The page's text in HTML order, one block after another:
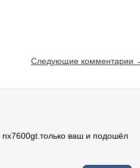
Следующие комментарии
nx7600gt.только ваш и подошёл